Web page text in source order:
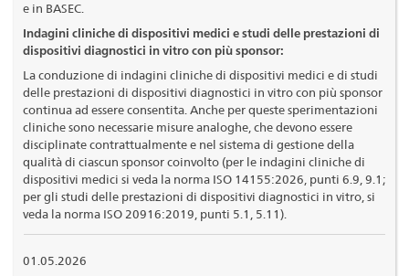
e in BASEC.
Indagini cliniche di dispositivi medici e studi delle prestazioni di
dispositivi diagnostici in vitro con più sponsor:
La conduzione di indagini cliniche di dispositivi medici e di studi
delle prestazioni di dispositivi diagnostici in vitro con più sponsor
continua ad essere consentita. Anche per queste sperimentazioni
cliniche sono necessarie misure analoghe, che devono essere
disciplinate contrattualmente e nel sistema di gestione della
qualità di ciascun sponsor coinvolto (per le indagini cliniche di
dispositivi medici si veda la norma ISO 14155:2026, punti 6.9, 9.1;
per gli studi delle prestazioni di dispositivi diagnostici in vitro, si
veda la norma ISO 20916:2019, punti 5.1, 5.11).
01.05.2026